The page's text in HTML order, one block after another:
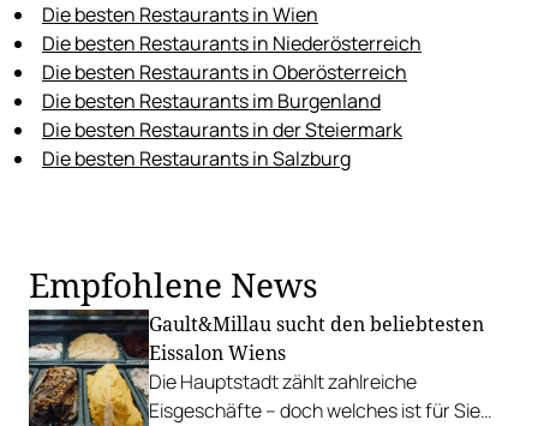
Die besten Restaurants in Wien
Die besten Restaurants in Niederösterreich
Die besten Restaurants in Oberösterreich
Die besten Restaurants im Burgenland
Die besten Restaurants in der Steiermark
Die besten Restaurants in Salzburg
Empfohlene News
Gault&Millau sucht den beliebtesten
Eissalon Wiens
Die Hauptstadt zählt zahlreiche
Eisgeschäfte – doch welches ist für Sie